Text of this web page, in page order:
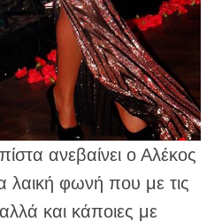
ανεβαίνει ο Αλέκος
λαική φωνή που με τις
και κάποιες με